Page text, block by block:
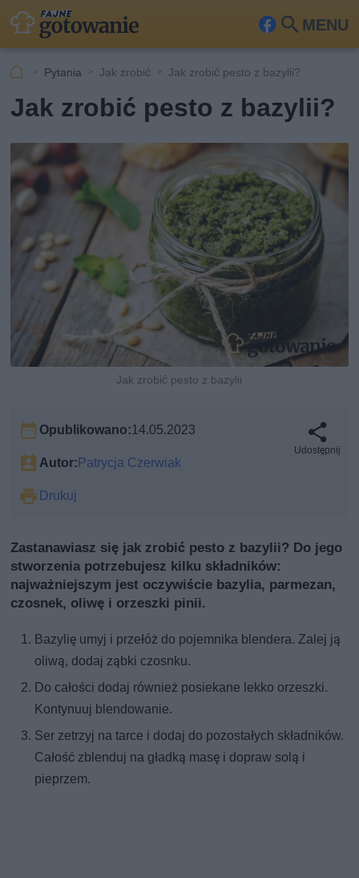
MENU
Fa
ook
Szu
kaj
Pytania Jak zrobić Jak zrobić pesto z bazylii?
Jak zrobić pesto z bazylii?
Jak zrobić pesto z bazylii
Opublikowano:14.05.2023
Autor: Patrycja Czerwiak
Drukuj
Udostępnij
Zastanawiasz się jak zrobić pesto z bazylii? Do jego
stworzenia potrzebujesz kilku składników:
najważniejszym jest oczywiście bazylia, parmezan,
czosnek, oliwę i orzeszki pinii.
Bazylię umyj i przełóż do pojemnika blendera. Zalej ją
oliwą, dodaj ząbki czosnku.
Do całości dodaj również posiekane lekko orzeszki.
Kontynuuj blendowanie.
Ser zetrzyj na tarce i dodaj do pozostałych składników.
Całość zblenduj na gładką masę i dopraw solą i
pieprzem.